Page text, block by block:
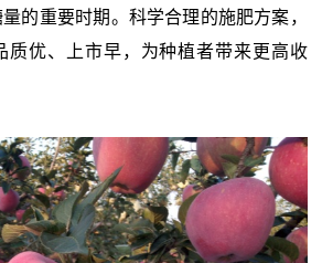
的重要时期。科学合理的施肥方案，
质优、上市早，为种植者带来更高收